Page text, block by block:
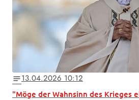
notes13.04.2026 10:12
"Möge der Wahnsinn des Krieges